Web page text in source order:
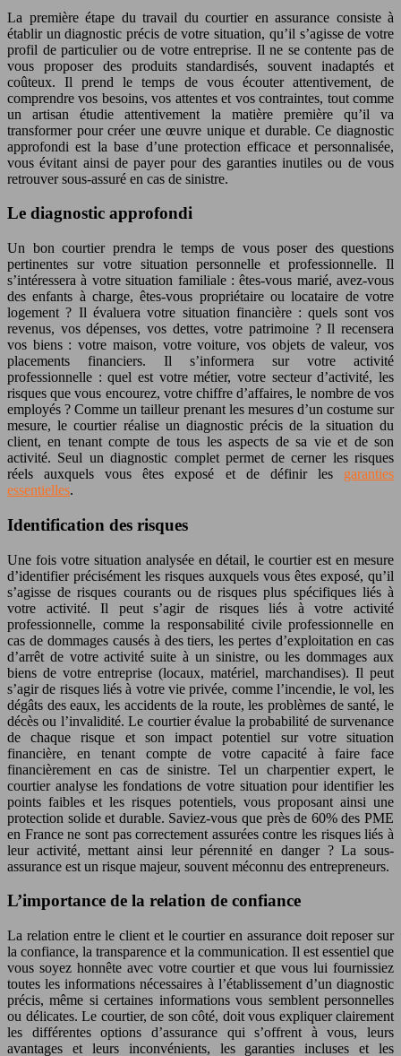
La première étape du travail du courtier en assurance consiste à
établir un diagnostic précis de votre situation, qu’il s’agisse de votre
profil de particulier ou de votre entreprise. Il ne se contente pas de
vous proposer des produits standardisés, souvent inadaptés et
coûteux. Il prend le temps de vous écouter attentivement, de
comprendre vos besoins, vos attentes et vos contraintes, tout comme
un artisan étudie attentivement la matière première qu’il va
transformer pour créer une œuvre unique et durable. Ce diagnostic
approfondi est la base d’une protection efficace et personnalisée,
vous évitant ainsi de payer pour des garanties inutiles ou de vous
retrouver sous-assuré en cas de sinistre.
Le diagnostic approfondi
Un bon courtier prendra le temps de vous poser des questions
pertinentes sur votre situation personnelle et professionnelle. Il
s’intéressera à votre situation familiale : êtes-vous marié, avez-vous
des enfants à charge, êtes-vous propriétaire ou locataire de votre
logement ? Il évaluera votre situation financière : quels sont vos
revenus, vos dépenses, vos dettes, votre patrimoine ? Il recensera
vos biens : votre maison, votre voiture, vos objets de valeur, vos
placements financiers. Il s’informera sur votre activité
professionnelle : quel est votre métier, votre secteur d’activité, les
risques que vous encourez, votre chiffre d’affaires, le nombre de vos
employés ? Comme un tailleur prenant les mesures d’un costume sur
mesure, le courtier réalise un diagnostic précis de la situation du
client, en tenant compte de tous les aspects de sa vie et de son
activité. Seul un diagnostic complet permet de cerner les risques
réels auxquels vous êtes exposé et de définir les garanties
essentielles.
Identification des risques
Une fois votre situation analysée en détail, le courtier est en mesure
d’identifier précisément les risques auxquels vous êtes exposé, qu’il
s’agisse de risques courants ou de risques plus spécifiques liés à
votre activité. Il peut s’agir de risques liés à votre activité
professionnelle, comme la responsabilité civile professionnelle en
cas de dommages causés à des tiers, les pertes d’exploitation en cas
d’arrêt de votre activité suite à un sinistre, ou les dommages aux
biens de votre entreprise (locaux, matériel, marchandises). Il peut
s’agir de risques liés à votre vie privée, comme l’incendie, le vol, les
dégâts des eaux, les accidents de la route, les problèmes de santé, le
décès ou l’invalidité. Le courtier évalue la probabilité de survenance
de chaque risque et son impact potentiel sur votre situation
financière, en tenant compte de votre capacité à faire face
financièrement en cas de sinistre. Tel un charpentier expert, le
courtier analyse les fondations de votre situation pour identifier les
points faibles et les risques potentiels, vous proposant ainsi une
protection solide et durable. Saviez-vous que près de 60% des PME
en France ne sont pas correctement assurées contre les risques liés à
leur activité, mettant ainsi leur pérennité en danger ? La sous-
assurance est un risque majeur, souvent méconnu des entrepreneurs.
L’importance de la relation de confiance
La relation entre le client et le courtier en assurance doit reposer sur
la confiance, la transparence et la communication. Il est essentiel que
vous soyez honnête avec votre courtier et que vous lui fournissiez
toutes les informations nécessaires à l’établissement d’un diagnostic
précis, même si certaines informations vous semblent personnelles
ou délicates. Le courtier, de son côté, doit vous expliquer clairement
les différentes options d’assurance qui s’offrent à vous, leurs
avantages et leurs inconvénients, les garanties incluses et les